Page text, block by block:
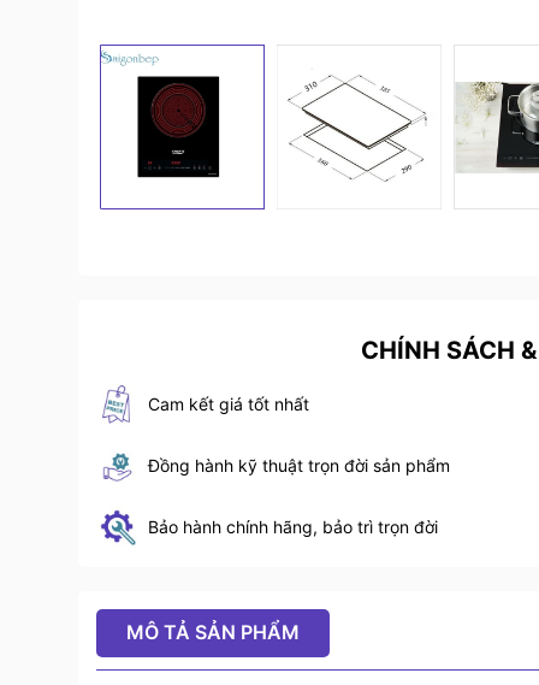
CHÍNH SÁCH
Cam kết giá tốt nhất
Đồng hành kỹ thuật trọn đời sản phẩm
Bảo hành chính hãng, bảo trì trọn đời
MÔ TẢ SẢN PHẨM